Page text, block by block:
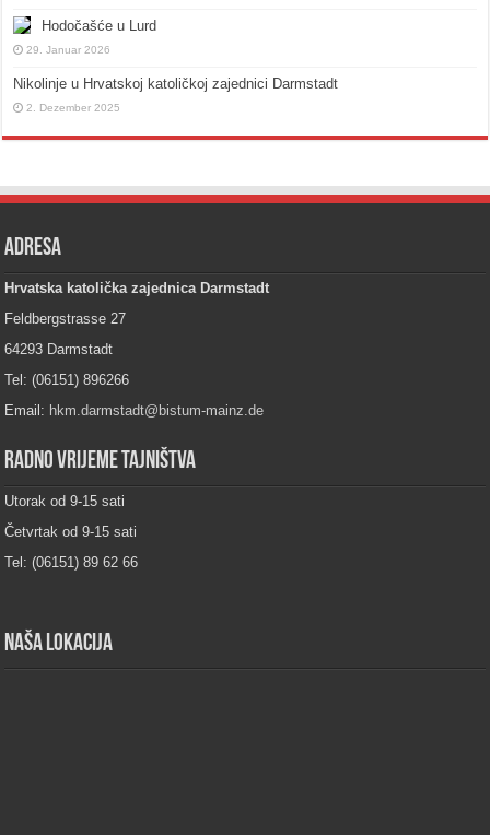
Hodočašće u Lurd
29. Januar 2026
Nikolinje u Hrvatskoj katoličkoj zajednici Darmstadt
2. Dezember 2025
Adresa
Hrvatska katolička zajednica Darmstadt
Feldbergstrasse 27
64293 Darmstadt
Tel: (06151) 896266
Email: hkm.darmstadt@bistum-mainz.de
Radno vrijeme tajništva
Utorak od 9-15 sati
Četvrtak od 9-15 sati
Tel: (06151) 89 62 66
Naša lokacija